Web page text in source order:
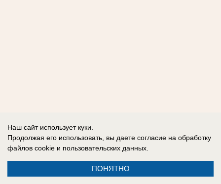
Наш сайт использует куки.
Продолжая его использовать, вы даете согласие на обработку
файлов cookie и пользовательских данных.
ПОНЯТНО